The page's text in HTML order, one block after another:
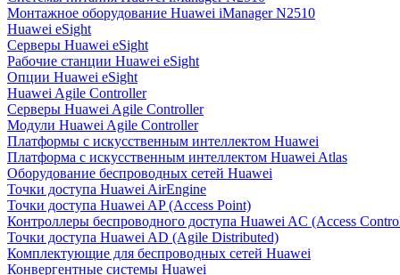
Монтажное оборудование Huawei iManager N2510
Huawei eSight
Серверы Huawei eSight
Рабочие станции Huawei eSight
Опции Huawei eSight
Huawei Agile Controller
Серверы Huawei Agile Controller
Модули Huawei Agile Controller
Платформы с искусственным интеллектом Huawei
Платформа с искусственным интеллектом Huawei Atlas
Оборудование беспроводных сетей Huawei
Точки доступа Huawei AirEngine
Точки доступа Huawei AP (Access Point)
Контроллеры беспроводного доступа Huawei AC (Access
Точки доступа Huawei AD (Agile Distributed)
Комплектующие для беспроводных сетей Huawei
Конвергентные системы Huawei